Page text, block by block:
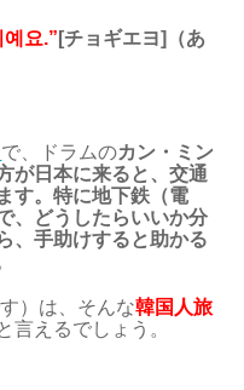
예요.” [チョギエヨ]（あ
で、ドラムのカン・ミン
が日本に来ると、交通
す。特に地下鉄（電
、どうしたらいいか分
、手助けすると助かる
す）は、そんな韓国人旅
言えるでしょう。